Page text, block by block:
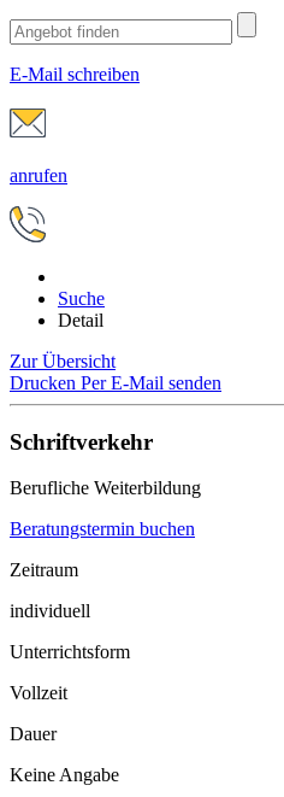
E-Mail schreiben
anrufen
Suche
Detail
Zur Übersicht
Drucken Per E-Mail senden
Schriftverkehr
Berufliche Weiterbildung
Beratungstermin buchen
Zeitraum
individuell
Unterrichtsform
Vollzeit
Dauer
Keine Angabe